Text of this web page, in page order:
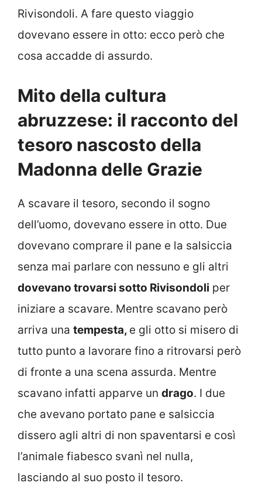
Rivisondoli. A fare questo viaggio
dovevano essere in otto: ecco però che
cosa accadde di assurdo.
Mito della cultura
abruzzese: il racconto del
tesoro nascosto della
Madonna delle Grazie
A scavare il tesoro, secondo il sogno
dell’uomo, dovevano essere in otto. Due
dovevano comprare il pane e la salsiccia
senza mai parlare con nessuno e gli altri
dovevano trovarsi sotto Rivisondoli per
iniziare a scavare. Mentre scavano però
arriva una tempesta, e gli otto si misero di
tutto punto a lavorare fino a ritrovarsi però
di fronte a una scena assurda. Mentre
scavano infatti apparve un drago. I due
che avevano portato pane e salsiccia
dissero agli altri di non spaventarsi e così
l’animale fiabesco svanì nel nulla,
lasciando al suo posto il tesoro.